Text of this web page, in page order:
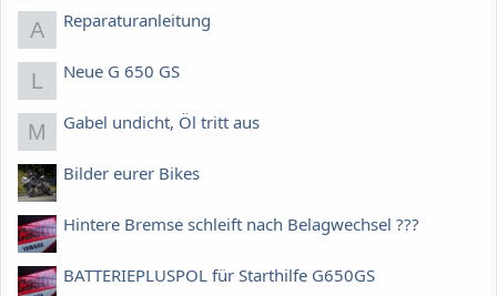
A Reparaturanleitung
L Neue G 650 GS
M Gabel undicht, Öl tritt aus
Bilder eurer Bikes
Hintere Bremse schleift nach Belagwechsel ???
BATTERIEPLUSPOL für Starthilfe G650GS